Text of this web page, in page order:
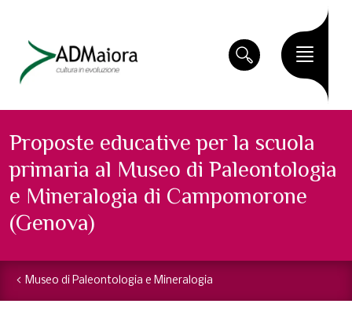
Proposte educative per la scuola
primaria al Museo di Paleontologia
e Mineralogia di Campomorone
(Genova)
Museo di Paleontologia e Mineralogia